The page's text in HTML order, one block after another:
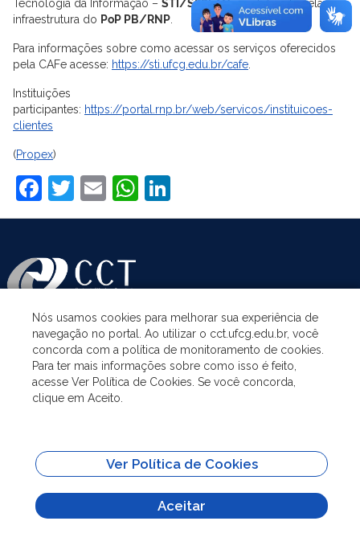
Tecnologia da Informação – STI/SEPLANe viabilizada pela
infraestrutura do PoP PB/RNP
Para informações sobre como acessar os serviços oferecidos
pela CAFe acesse: https://sti.ufcg.edu.br/cafe
Instituições
participantes: https://portal.rnp.br/web/servicos/instituicoes-
clientes
(Propex)
Facebook
Twitter
EmailWhatsApp
ASSUNTOS
ACESSO À INFORMAÇÃO
SITES IMPORTANTES
Nós usamos cookies para melhorar sua experiência de
navegação no portal. Ao utilizar o cct.ufcg.edu.br, você
concorda com a política de monitoramento de cookies.
Para ter mais informações sobre como isso é feito,
acesse Ver Política de Cookies. Se você concorda,
clique em Aceito.
Ver Política de Cookies
Aceitar